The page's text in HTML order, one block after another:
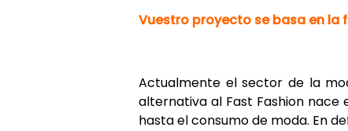
Vuestro proyecto se basa en la
Actualmente el sector de la
alternativa al Fast Fashion nace
hasta el consumo de moda. En